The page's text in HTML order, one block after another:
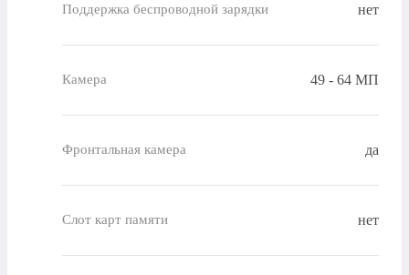
Поддержка беспроводной зарядки нет
Камера 49 - 64 МП
Фронтальная камера да
Слот карт памяти нет